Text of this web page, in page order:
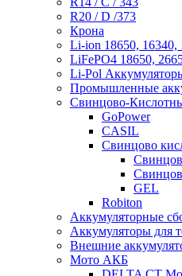
R20 / D /373
Крона
Li-ion 18650, 16340,
LiFePO4 18650,
Li-Pol
Промышленные
Свинцово-
GoPower
CASIL
Свинцово
GEL
Robiton
Аккумуляторные
Аккумуляторы для
Внешние
Мото АКБ